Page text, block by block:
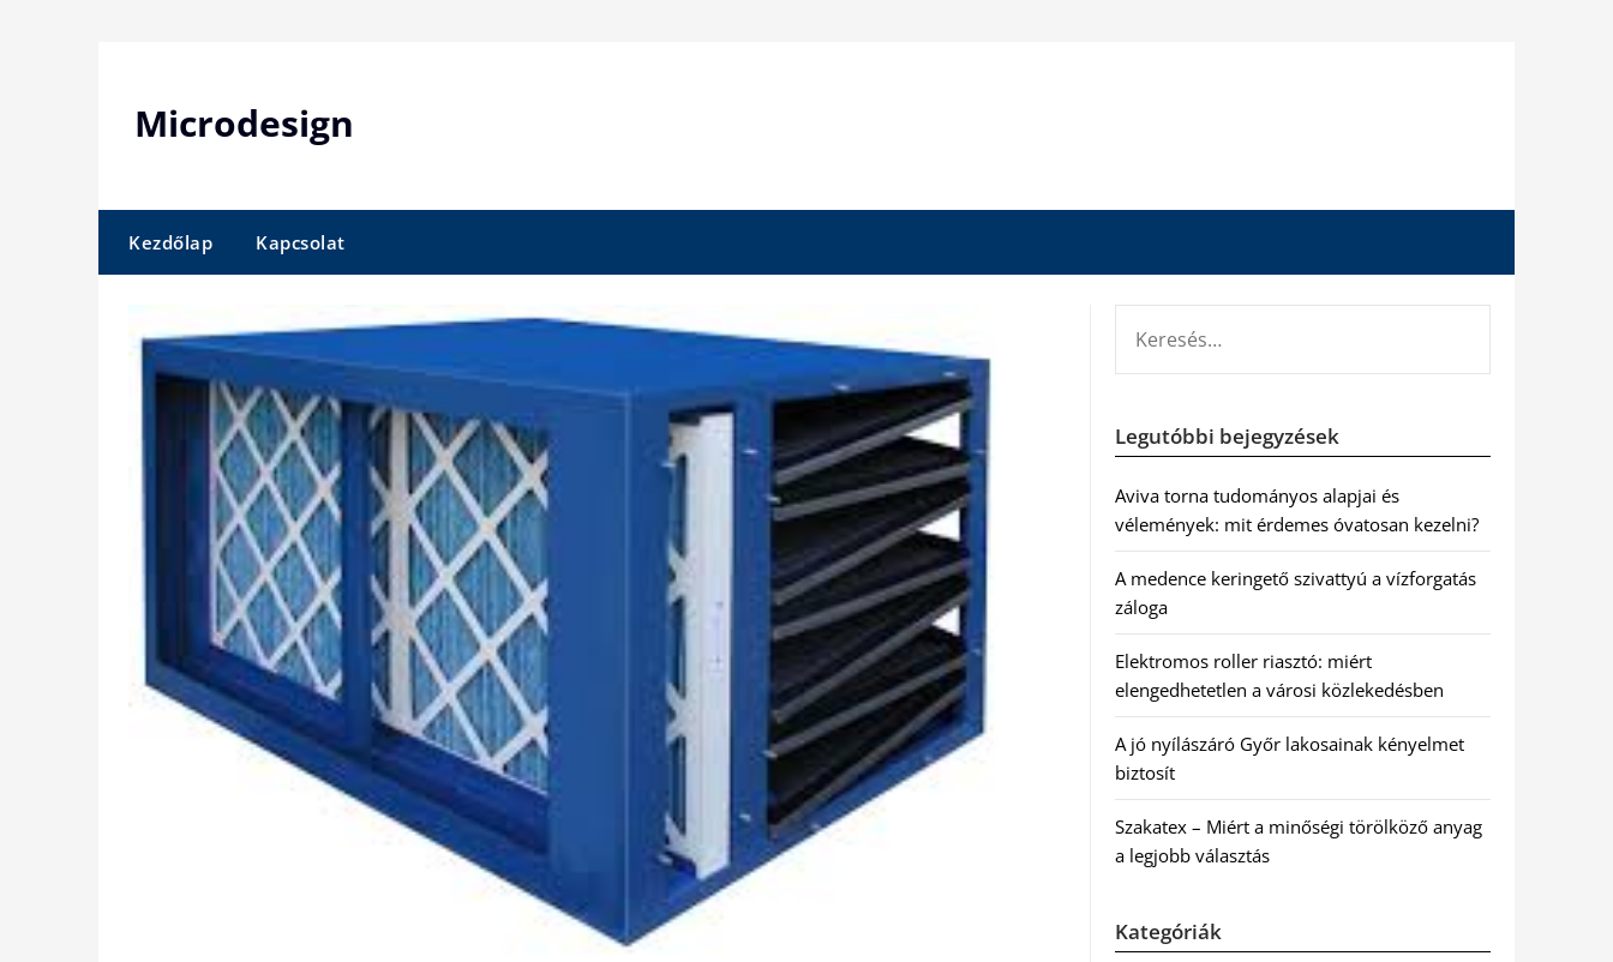
Microdesign
Kezdőlap Kapcsolat
Legutóbbi bejegyzések
Aviva torna tudományos alapjai és
vélemények: mit érdemes óvatosan kezelni?
A medence keringető szivattyú a vízforgatás
záloga
Elektromos roller riasztó: miért
elengedhetetlen a városi közlekedésben
A jó nyílászáró Győr lakosainak kényelmet
biztosít
Szakatex – Miért a minőségi törölköző anyag
a legjobb választás
Kategóriák